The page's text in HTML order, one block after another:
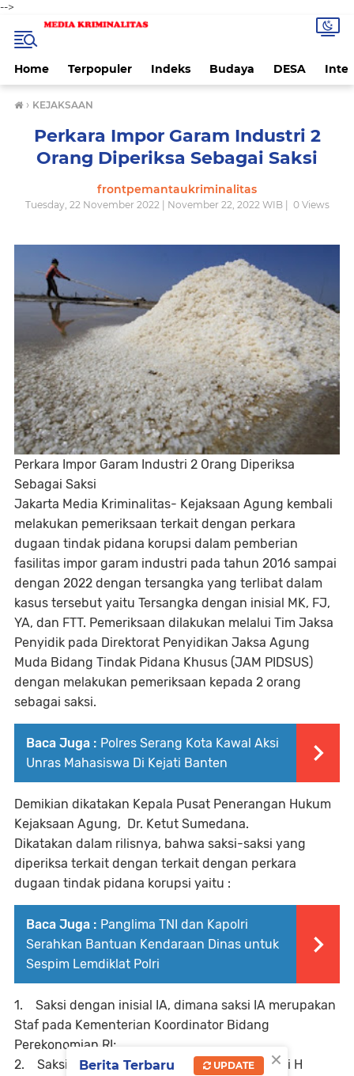
-->
Home Terpopuler Indeks Budaya DESA
› KEJAKSAAN
Perkara Impor Garam Industri 2
Orang Diperiksa Sebagai Saksi
frontpemantaukriminalitas
Tuesday, 22 November 2022 | November 22, 2022 WIB | 0Views
Perkara Impor Garam Industri 2 Orang Diperiksa
Sebagai Saksi
Jakarta Media Kriminalitas- Kejaksaan Agung kembali
melakukan pemeriksaan terkait dengan perkara
dugaan tindak pidana korupsi dalam pemberian
fasilitas impor garam industri pada tahun 2016 sampai
dengan 2022 dengan tersangka yang terlibat dalam
kasus tersebut yaitu Tersangka dengan inisial MK, FJ,
YA, dan FTT. Pemeriksaan dilakukan melalui Tim Jaksa
Penyidik pada Direktorat Penyidikan Jaksa Agung
Muda Bidang Tindak Pidana Khusus (JAM PIDSUS)
dengan melakukan pemeriksaan kepada 2 orang
sebagai saksi.
Baca Juga : Polres Serang Kota Kawal Aksi
Unras Mahasiswa Di Kejati Banten
Demikian dikatakan Kepala Pusat Penerangan Hukum
Kejaksaan Agung, Dr. Ketut Sumedana.
Dikatakan dalam rilisnya, bahwa saksi-saksi yang
diperiksa terkait dengan terkait dengan perkara
dugaan tindak pidana korupsi yaitu :
Baca Juga : Panglima TNI dan Kapolri
Serahkan Bantuan Kendaraan Dinas untuk
Sespim Lemdiklat Polri
1. Saksi dengan inisial IA, dimana saksi IA merupakan
Staf pada Kementerian Koordinator Bidang
Perekonomian RI;
2. Saksi dengan inisial H alias O, dimana saksi H
×
Berita Terbaru UPDATE